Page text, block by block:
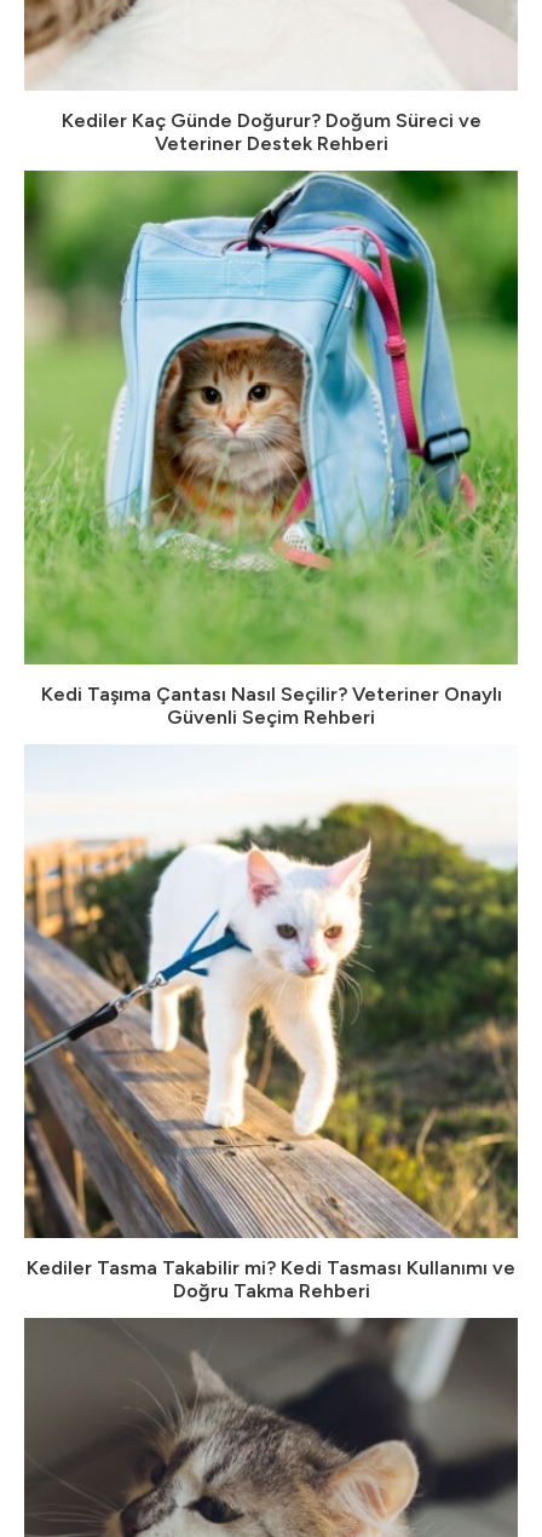
Kediler Kaç Günde Doğurur? Doğum Süreci ve
Veteriner Destek Rehberi
Kedi Taşıma Çantası Nasıl Seçilir? Veteriner Onaylı
Güvenli Seçim Rehberi
Kediler Tasma Takabilir mi? Kedi Tasması Kullanımı ve
Doğru Takma Rehberi